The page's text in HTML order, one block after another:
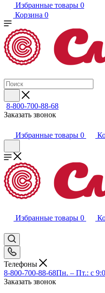
Избранные товары 0
Корзина 0
8-800-700-88-68
Заказать звонок
Избранные товары 0
Избранные товары 0
Телефоны
8-800-700-88-68Пн. – Пт.: с
Заказать звонок